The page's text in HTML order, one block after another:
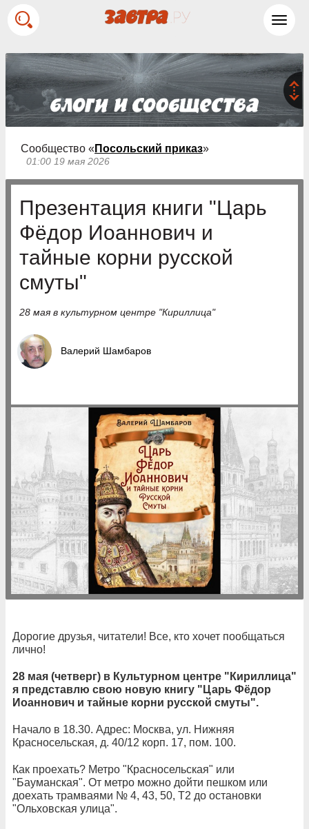
Сообщество « Посольский приказ»
01:00 19 мая 2026
Презентация книги "Царь
Фёдор Иоаннович и
тайные корни русской
смуты"
28 мая в культурном центре "Кириллица"
Валерий Шамбаров
Дорогие друзья, читатели! Все, кто хочет пообщаться
лично!
28 мая (четверг) в Культурном центре "Кириллица"
я представлю свою новую книгу "Царь Фёдор
Иоаннович и тайные корни русской смуты".
Начало в 18.30. Адрес: Москва, ул. Нижняя
Красносельская, д. 40/12 корп. 17, пом. 100.
Как проехать? Метро "Красносельская" или
"Бауманская". От метро можно дойти пешком или
доехать трамваями № 4, 43, 50, Т2 до остановки
"Ольховская улица".